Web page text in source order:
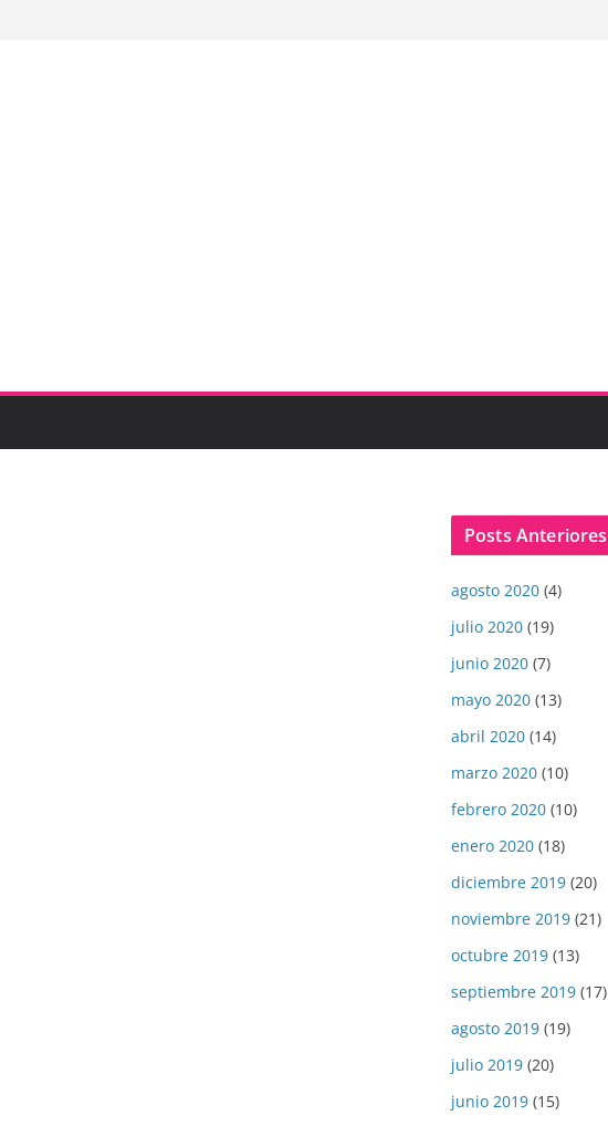
Posts Anteriores
agosto 2020 (4)
julio 2020 (19)
junio 2020 (7)
mayo 2020 (13)
abril 2020 (14)
marzo 2020 (10)
febrero 2020 (10)
enero 2020 (18)
diciembre 2019 (20)
noviembre 2019 (21)
octubre 2019 (13)
septiembre 2019 (17)
agosto 2019 (19)
julio 2019 (20)
junio 2019 (15)